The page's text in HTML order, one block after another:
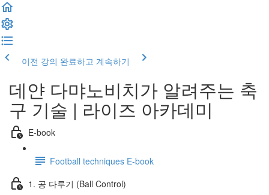
이전 강의 완료하고 계속하기
데얀 다먀노비치가 알려주는 축
구 기술 | 라이즈 아카데미
E-book
Football techniques E-book
1. 공 다루기 (Ball Control)